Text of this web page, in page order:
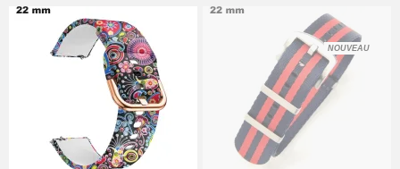
Kit pour Réduire Bracelet
Montre Métal
13,90 €
Boîte Pompe Bracelet Montre -
NOUVEAU